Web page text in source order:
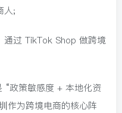
人;
通过 TikTok Shop 做跨境
政策敏感度 + 本地化资
作为跨境电商的核心阵